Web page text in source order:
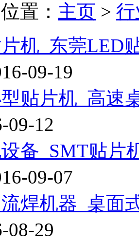
置： 主页 >
机_东莞LED
09-19
贴片机_高速
09-12
备_SMT贴片
09-07
焊机器_桌面
08-29